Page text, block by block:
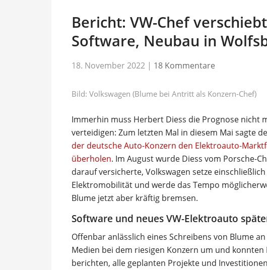
Bericht: VW-Chef
Software, Neubau in
18. November 2022 | 18 Kommentare
Bild: Volkswagen (Blume bei Antritt als Konzern-Chef)
Immerhin muss Herbert Diess die Prognose nicht
verteidigen: Zum letzten Mal in diesem Mai sagte
der deutsche Auto-Konzern den Elektroauto-
überholen. Im August wurde Diess vom Porsche-
darauf versicherte, Volkswagen setze
Elektromobilität und werde das Tempo
Blume jetzt aber kräftig bremsen.
Software und neues VW-Elektroauto
Offenbar anlässlich eines Schreibens von Blume
Medien bei dem riesigen Konzern um und
berichten, alle geplanten Projekte und